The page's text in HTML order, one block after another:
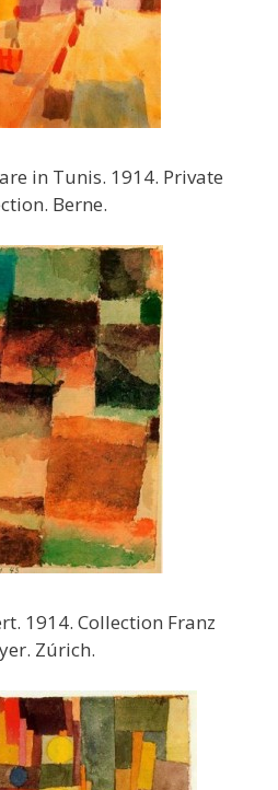
in Tunis. 1914. Private
Berne.
1914. Collection Franz
Zúrich.